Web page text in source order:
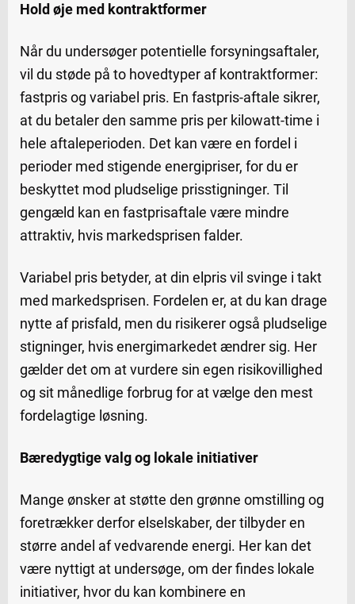
Hold øje med kontraktformer
Når du undersøger potentielle forsyningsaftaler,
vil du støde på to hovedtyper af kontraktformer:
fastpris og variabel pris. En fastpris-aftale sikrer,
at du betaler den samme pris per kilowatt-time i
hele aftaleperioden. Det kan være en fordel i
perioder med stigende energipriser, for du er
beskyttet mod pludselige prisstigninger. Til
gengæld kan en fastprisaftale være mindre
attraktiv, hvis markedsprisen falder.
Variabel pris betyder, at din elpris vil svinge i takt
med markedsprisen. Fordelen er, at du kan drage
nytte af prisfald, men du risikerer også pludselige
stigninger, hvis energimarkedet ændrer sig. Her
gælder det om at vurdere sin egen risikovillighed
og sit månedlige forbrug for at vælge den mest
fordelagtige løsning.
Bæredygtige valg og lokale initiativer
Mange ønsker at støtte den grønne omstilling og
foretrækker derfor elselskaber, der tilbyder en
større andel af vedvarende energi. Her kan det
være nyttigt at undersøge, om der findes lokale
initiativer, hvor du kan kombinere en